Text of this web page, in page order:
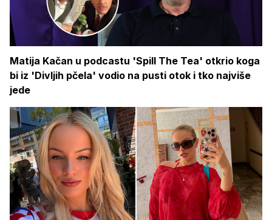
Matija Kačan u podcastu 'Spill The Tea' otkrio koga
bi iz 'Divljih pčela' vodio na pusti otok i tko najviše
jede